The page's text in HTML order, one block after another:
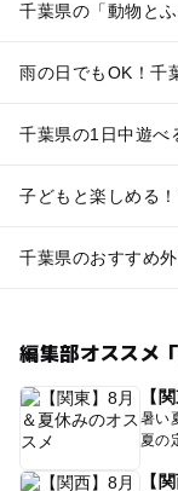
千葉県の「動物と
雨の日でもOK！千
千葉県の1日中遊べ
子どもと楽しめる
千葉県のおすすめ
編集部オススメ
【
暑い
夏の
【